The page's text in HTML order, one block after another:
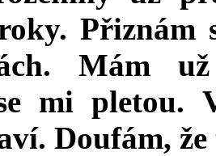
Přiznám
Mám
mi pletou.
Doufám,